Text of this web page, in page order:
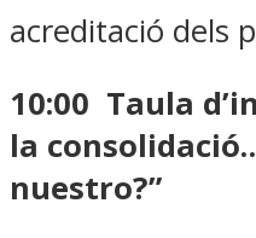
acreditació dels
10:00 Taula
la
nuestro?”